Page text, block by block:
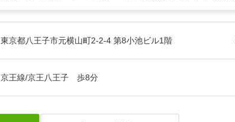
東京都八王子市元横山町2-2-4 第8小池ビル1階
京王線/京王八王子 歩8分